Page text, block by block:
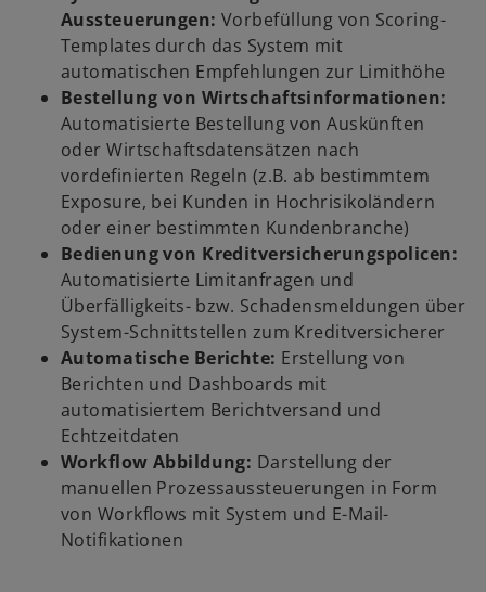
Aussteuerungen:Vorbefüllung von Scoring-
Templates durch das System mit
automatischen Empfehlungen zur Limithöhe
Bestellung von Wirtschaftsinformationen:
Automatisierte Bestellung von Auskünften
oder Wirtschaftsdatensätzen nach
vordefinierten Regeln (z.B. ab bestimmtem
Exposure, bei Kunden in Hochrisikoländern
oder einer bestimmten Kundenbranche)
Bedienung von Kreditversicherungspolicen:
Automatisierte Limitanfragen und
Überfälligkeits- bzw. Schadensmeldungen über
System-Schnittstellen zum Kreditversicherer
Automatische Berichte: Erstellung von
Berichten und Dashboards mit
automatisiertem Berichtversand und
Echtzeitdaten
Workflow Abbildung: Darstellung der
manuellen Prozessaussteuerungen in Form
von Workflows mit System und E-Mail-
Notifikationen